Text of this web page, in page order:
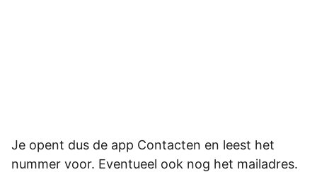
Je opent dus de app Contacten en leest het
nummer voor. Eventueel ook nog het mailadres.